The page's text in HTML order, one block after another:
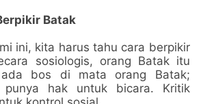
Batak
ini, kita harus tahu cara berpikir
sosiologis, orang Batak itu
bos di mata orang Batak;
punya hak untuk bicara. Kritik